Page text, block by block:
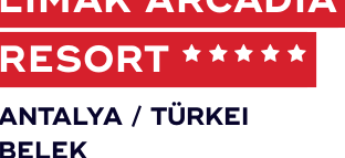
RESORT
/ TÜRKEI
BELEK